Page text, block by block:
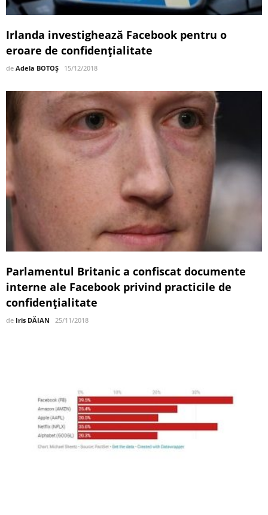
Irlanda investighează Facebook pentru o
eroare de confidenţialitate
de Adela BOTOȘ 15/12/2018
Parlamentul Britanic a confiscat documente
interne ale Facebook privind practicile de
confidențialitate
de Iris DĂIAN 25/11/2018